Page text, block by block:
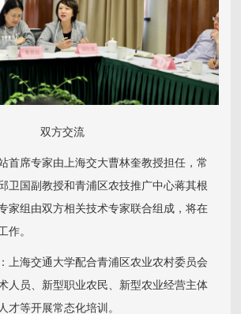
双方交流
席专家由上海交大曹林奎教授担任，常
卫国副教授和青浦区农技推广中心蒋其根
家组由双方相关技术专家联合组成，将在
作。
海交通大学配合青浦区农业农村委员会
人员、新型职业农民、新型农业经营主体
才等开展常态化培训。